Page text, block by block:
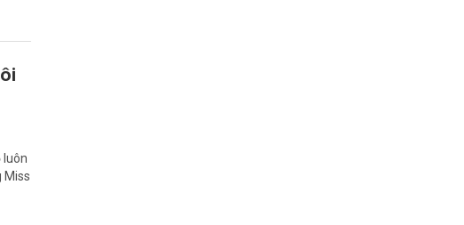
luôn
Miss